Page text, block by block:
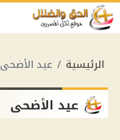
الرئيسية عيد الأضحى
عيد الأضحى